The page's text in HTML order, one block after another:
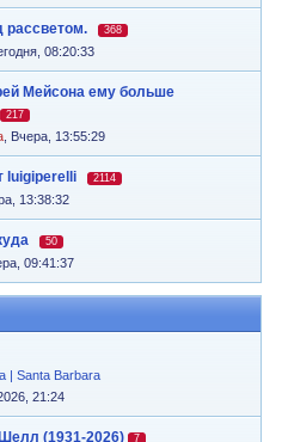
рассветом. 368
08:20:33
Мейсона ему больше
217
Вчера, 13:55:29
luigiperelli 2114
13:38:32
50
09:41:37
| Santa Barbara
21:24
(1931-2026) 7